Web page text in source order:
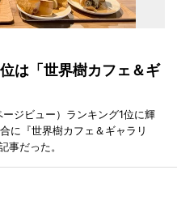
は「世界樹カフェ＆ギ
ジビュー）ランキング1位に輝
に『世界樹カフェ＆ギャラリ
事だった。